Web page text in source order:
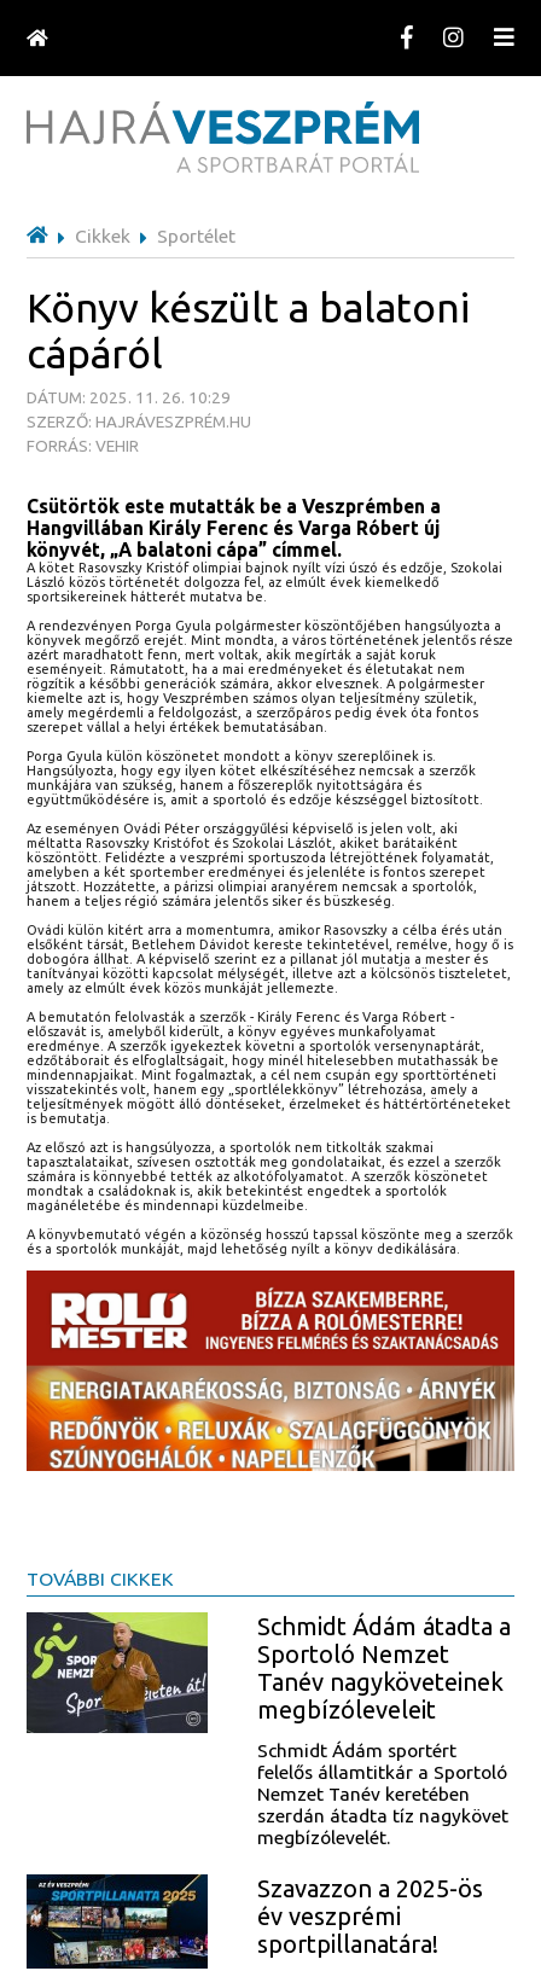
Cikkek Sportélet
Könyv készült a balatoni
cápáról
DÁTUM: 2025. 11. 26. 10:29
SZERZŐ: HAJRÁVESZPRÉM.HU
FORRÁS: VEHIR
Csütörtök este mutatták be a Veszprémben a
Hangvillában Király Ferenc és Varga Róbert új
könyvét, „A balatoni cápa” címmel.
A kötet Rasovszky Kristóf olimpiai bajnok nyílt vízi úszó és edzője, Szokolai
László közös történetét dolgozza fel, az elmúlt évek kiemelkedő
sportsikereinek hátterét mutatva be.
A rendezvényen Porga Gyula polgármester köszöntőjében hangsúlyozta a
könyvek megőrző erejét. Mint mondta, a város történetének jelentős része
azért maradhatott fenn, mert voltak, akik megírták a saját koruk
eseményeit. Rámutatott, ha a mai eredményeket és életutakat nem
rögzítik a későbbi generációk számára, akkor elvesznek. A polgármester
kiemelte azt is, hogy Veszprémben számos olyan teljesítmény születik,
amely megérdemli a feldolgozást, a szerzőpáros pedig évek óta fontos
szerepet vállal a helyi értékek bemutatásában.
Porga Gyula külön köszönetet mondott a könyv szereplőinek is.
Hangsúlyozta, hogy egy ilyen kötet elkészítéséhez nemcsak a szerzők
munkájára van szükség, hanem a főszereplők nyitottságára és
együttműködésére is, amit a sportoló és edzője készséggel biztosított.
Az eseményen Ovádi Péter országgyűlési képviselő is jelen volt, aki
méltatta Rasovszky Kristófot és Szokolai Lászlót, akiket barátaiként
köszöntött. Felidézte a veszprémi sportuszoda létrejöttének folyamatát,
amelyben a két sportember eredményei és jelenléte is fontos szerepet
játszott. Hozzátette, a párizsi olimpiai aranyérem nemcsak a sportolók,
hanem a teljes régió számára jelentős siker és büszkeség.
Ovádi külön kitért arra a momentumra, amikor Rasovszky a célba érés után
elsőként társát, Betlehem Dávidot kereste tekintetével, remélve, hogy ő is
dobogóra állhat. A képviselő szerint ez a pillanat jól mutatja a mester és
tanítványai közötti kapcsolat mélységét, illetve azt a kölcsönös tiszteletet,
amely az elmúlt évek közös munkáját jellemezte.
A bemutatón felolvasták a szerzők - Király Ferenc és Varga Róbert -
előszavát is, amelyből kiderült, a könyv egyéves munkafolyamat
eredménye. A szerzők igyekeztek követni a sportolók versenynaptárát,
edzőtáborait és elfoglaltságait, hogy minél hitelesebben mutathassák be
mindennapjaikat. Mint fogalmaztak, a cél nem csupán egy sporttörténeti
visszatekintés volt, hanem egy „sportlélekkönyv” létrehozása, amely a
teljesítmények mögött álló döntéseket, érzelmeket és háttértörténeteket
is bemutatja.
Az előszó azt is hangsúlyozza, a sportolók nem titkolták szakmai
tapasztalataikat, szívesen osztották meg gondolataikat, és ezzel a szerzők
számára is könnyebbé tették az alkotófolyamatot. A szerzők köszönetet
mondtak a családoknak is, akik betekintést engedtek a sportolók
magánéletébe és mindennapi küzdelmeibe.
A könyvbemutató végén a közönség hosszú tapssal köszönte meg a szerzők
és a sportolók munkáját, majd lehetőség nyílt a könyv dedikálására.
TOVÁBBI CIKKEK
Schmidt Ádám átadta a
Sportoló Nemzet
Tanév nagyköveteinek
megbízóleveleit
Schmidt Ádám sportért
felelős államtitkár a Sportoló
Nemzet Tanév keretében
szerdán átadta tíz nagykövet
megbízólevelét.
Szavazzon a 2025-ös
év veszprémi
sportpillanatára!